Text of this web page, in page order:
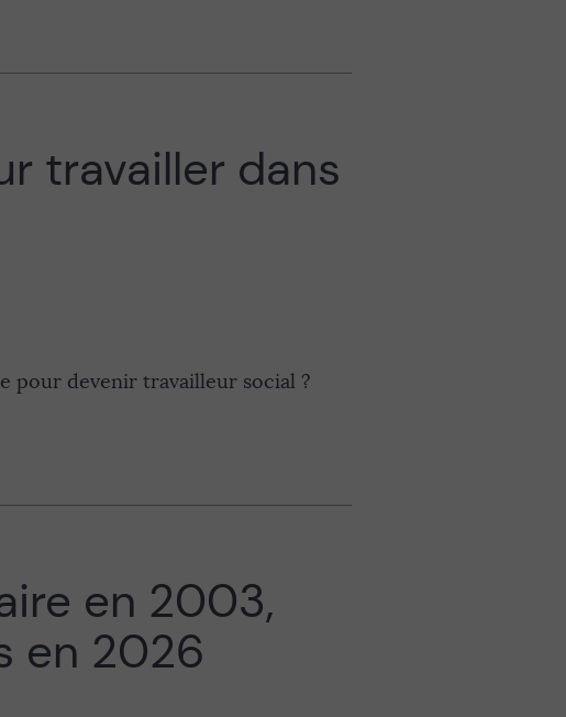
travailler dans
pour devenir travailleur social ?
en 2003,
en 2026